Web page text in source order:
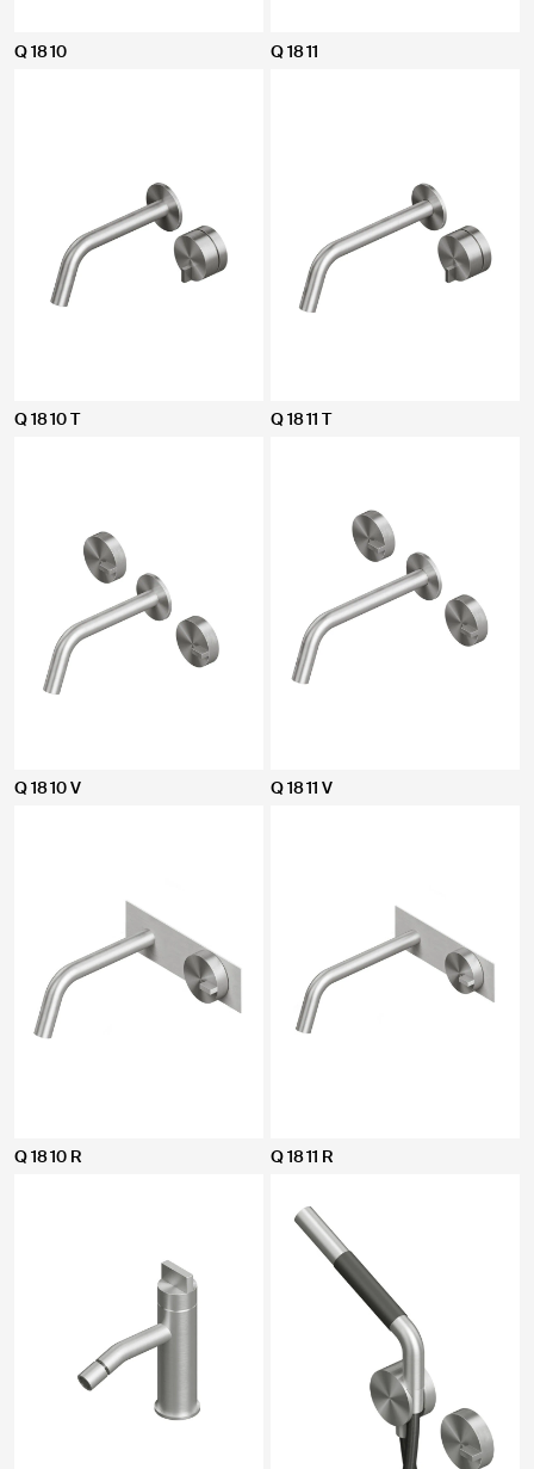
Q 18 10 Q 18 11
Q 18 10 T Q 18 11 T
Q 18 10 V Q 18 11 V
Q 18 10 R Q 18 11 R